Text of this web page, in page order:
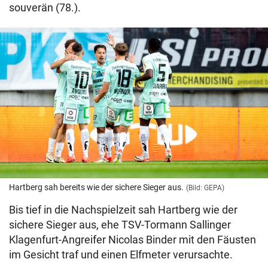
souverän (78.).
Hartberg sah bereits wie der sichere Sieger aus. (Bild: GEPA)
Bis tief in die Nachspielzeit sah Hartberg wie der
sichere Sieger aus, ehe TSV-Tormann Sallinger
Klagenfurt-Angreifer Nicolas Binder mit den Fäusten
im Gesicht traf und einen Elfmeter verursachte.